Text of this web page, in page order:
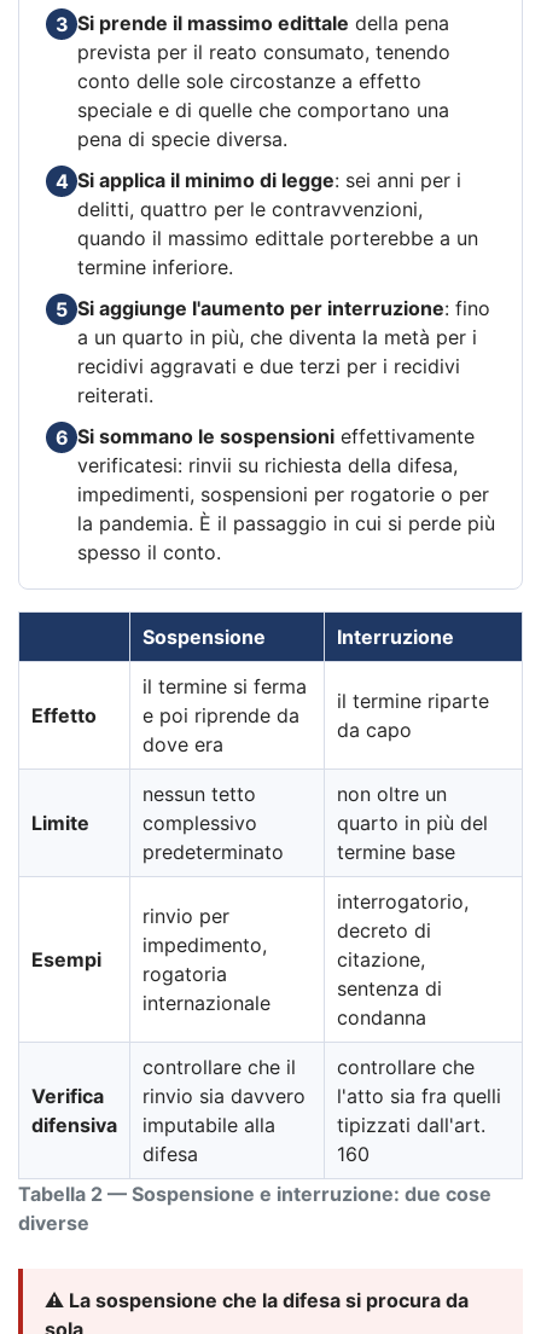
3 Si prende il massimo edittale della pena
prevista per il reato consumato, tenendo
conto delle sole circostanze a effetto
speciale e di quelle che comportano una
pena di specie diversa.
4 Si applica il minimo di legge: sei anni per i
delitti, quattro per le contravvenzioni,
quando il massimo edittale porterebbe a un
termine inferiore.
5 Si aggiunge l'aumento per interruzione: fino
a un quarto in più, che diventa la metà per i
recidivi aggravati e due terzi per i recidivi
reiterati.
6 Si sommano le sospensioni effettivamente
verificatesi: rinvii su richiesta della difesa,
impedimenti, sospensioni per rogatorie o per
la pandemia. È il passaggio in cui si perde più
spesso il conto.
Tabella 2 — Sospensione e interruzione: due cose
diverse
Sospensione Interruzione
Effetto
il termine si ferma
e poi riprende da
dove era
il termine riparte
da capo
Limite
nessun tetto
complessivo
predeterminato
non oltre un
quarto in più del
termine base
Esempi
rinvio per
impedimento,
rogatoria
internazionale
interrogatorio,
decreto di
citazione,
sentenza di
condanna
Verifica
difensiva
controllare che il
rinvio sia davvero
imputabile alla
difesa
controllare che
l'atto sia fra quelli
tipizzati dall'art.
160
⚠️ La sospensione che la difesa si procura da
sola